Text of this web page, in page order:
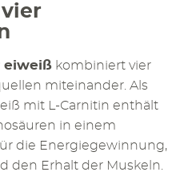
vier
eiweiß kombiniert vier
miteinander. Als
mit L-Carnitin enthält
in einem
die Energiegewinnung,
den Erhalt der Muskeln.